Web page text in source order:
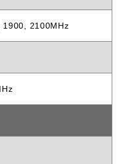
1900, 2100MHz